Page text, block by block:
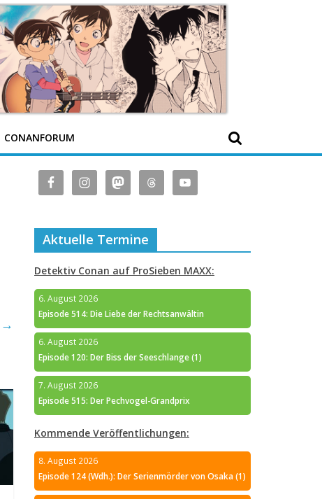
CONANFORUM
→
Aktuelle Termine
Detektiv Conan auf ProSieben MAXX:
6. August 2026
Episode 514: Die Liebe der Rechtsanwältin
6. August 2026
Episode 120: Der Biss der Seeschlange (1)
7. August 2026
Episode 515: Der Pechvogel-Grandprix
Kommende Veröffentlichungen:
8. August 2026
Episode 124 (Wdh.): Der Serienmörder von Osaka (1)